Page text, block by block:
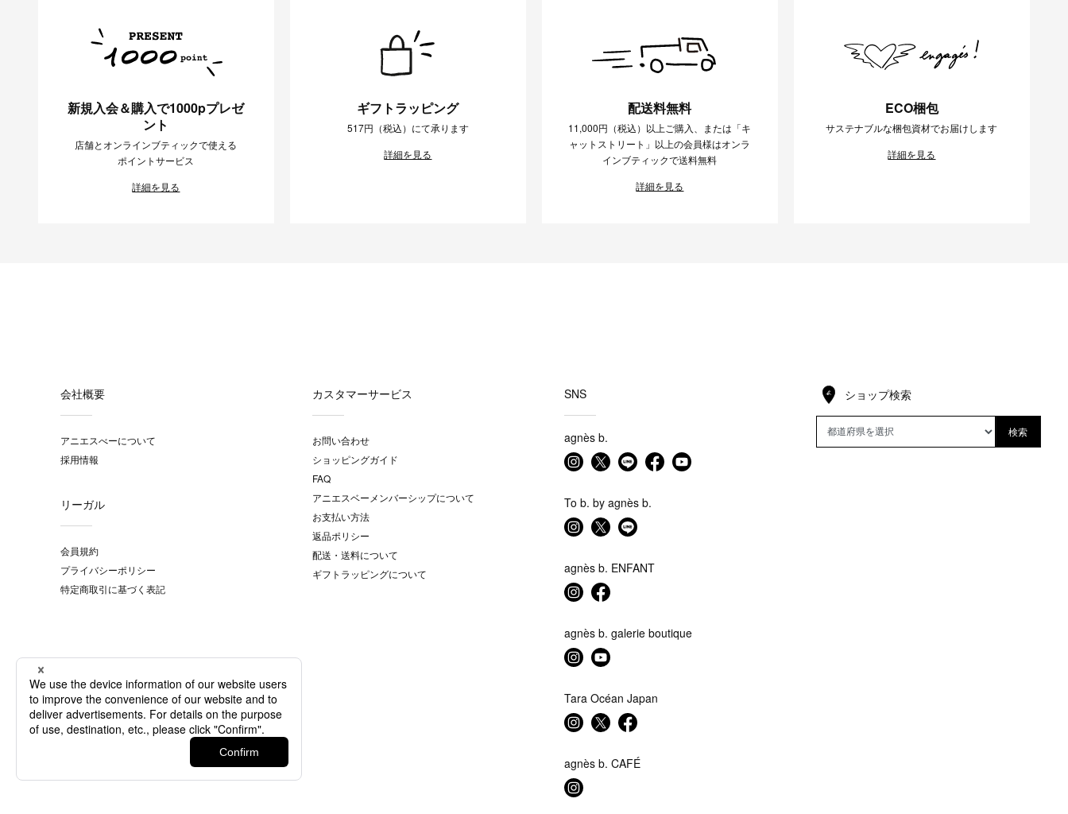
新規入会＆購入で1000pプレゼ
ント
店舗とオンラインブティックで使える
ポイントサービス
詳細を見る
ギフトラッピング
517円（税込）にて承ります
詳細を見る
配送料無料
11,000円（税込）以上ご購入、または「キ
ャットストリート」以上の会員様はオンラ
インブティックで送料無料
詳細を見る
ECO梱包
サステナブルな梱包資材でお届けします
詳細を見る
会社概要
アニエスべーについて
採用情報
リーガル
会員規約
プライバシーポリシー
特定商取引に基づく表記
カスタマーサービス
お問い合わせ
ショッピングガイド
FAQ
アニエスベーメンバーシップについて
お支払い方法
返品ポリシー
配送・送料について
ギフトラッピングについて
SNS
agnès b.
To b. by agnès b.
agnès b. ENFANT
agnès b. galerie boutique
Tara Océan Japan
agnès b. CAFÉ
ショップ検索
検索